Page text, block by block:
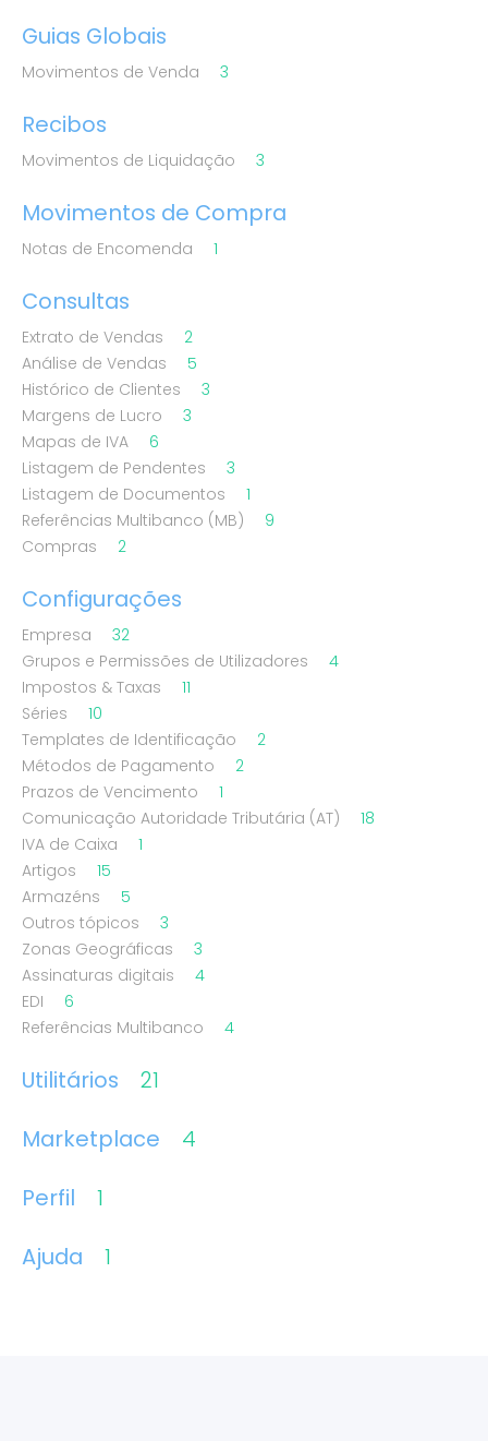
Guias Globais
Movimentos de Venda 3
Recibos
Movimentos de Liquidação 3
Movimentos de Compra
Notas de Encomenda 1
Consultas
Extrato de Vendas
2
Análise de Vendas
5
Histórico de Clientes
3
Margens de Lucro
3
Mapas de IVA
6
Listagem de Pendentes
3
Listagem de Documentos
1
Referências Multibanco (MB)
9
Compras
2
Configurações
Empresa
32
Grupos e Permissões de Utilizadores
4
Impostos & Taxas
11
Séries
10
Templates de Identificação
2
Métodos de Pagamento
2
Prazos de Vencimento
1
Comunicação Autoridade Tributária (AT)
18
IVA de Caixa
1
Artigos
15
Armazéns
5
Outros tópicos
3
Zonas Geográficas
3
Assinaturas digitais
4
EDI
6
Referências Multibanco
4
Utilitários
21
Marketplace
4
Perfil
1
Ajuda
1